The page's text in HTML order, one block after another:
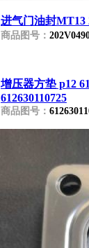
进气门油封MT13
商品图号：
增压器方垫 p12
612630110725
商品图号：